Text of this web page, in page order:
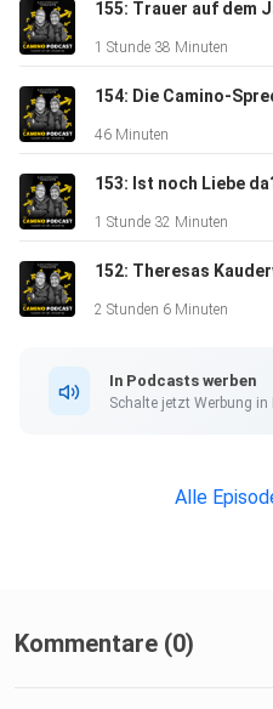
kannst Du hier Deinen
bestellen:
⁠⁠⁠⁠⁠⁠⁠⁠⁠⁠⁠⁠⁠⁠⁠https://linktr.ee/
⁠⁠⁠⁠⁠⁠⁠⁠⁠⁠⁠⁠⁠⁠⁠⁠⁠⁠⁠⁠⁠⁠www.camino-podcast.de⁠⁠⁠⁠⁠⁠⁠⁠⁠⁠⁠⁠⁠⁠
⁠⁠⁠⁠⁠⁠⁠⁠⁠⁠⁠⁠⁠camino_marcus⁠⁠⁠⁠⁠⁠⁠⁠⁠⁠⁠⁠⁠ Idee/
Hans-Jörg
Karrenbrock (DANKE!) Der
DOMRADIO.DE⁠
155: Trauer auf dem
1 Stunde 38 Minuten
154: Die Camino-
46 Minuten
1 Stunde 32 Minuten
152: Theresas
2 Stunden 6 Minuten
In Podcasts werben
Schalte jetzt Werbung in
Alle
Kommentare (0)